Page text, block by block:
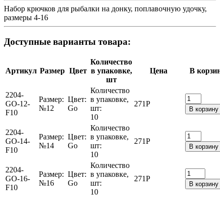
Набор крючков для рыбалки на донку, поплавочную удочку,
размеры 4-16
Доступные варианты товара:
Артикул Размер Цвет
Количество
в упаковке,
шт
Цена В
2204-
GO-12-
F10
Размер:
№12
Цвет:
Go
Количество
в упаковке,
шт:
10
271Р
В корзину
2204-
GO-14-
F10
Размер:
№14
Цвет:
Go
Количество
в упаковке,
шт:
10
271Р
В корзину
2204-
GO-16-
F10
Размер:
№16
Цвет:
Go
Количество
в упаковке,
шт:
10
271Р
В корзину